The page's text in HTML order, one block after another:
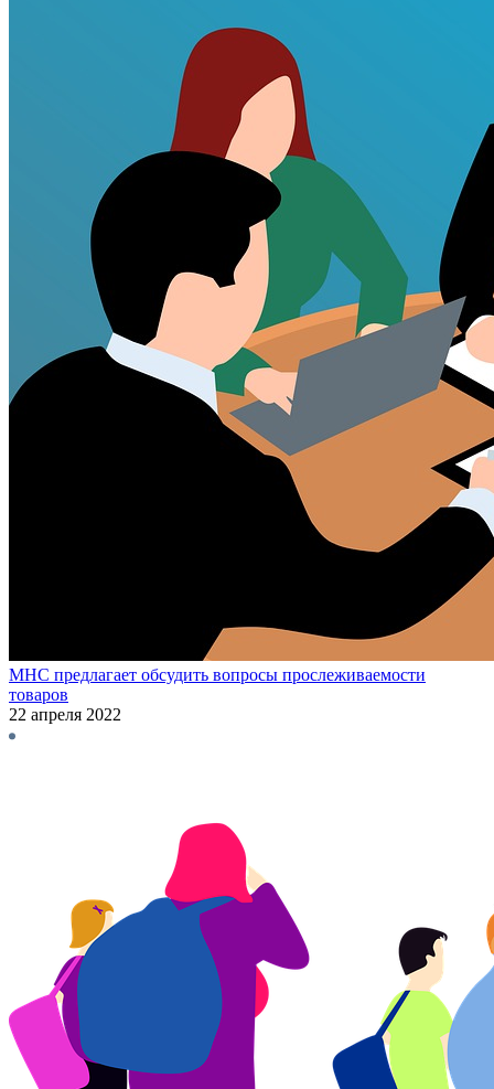
МНС предлагает обсудить вопросы прослеживаемости
товаров
22 апреля 2022